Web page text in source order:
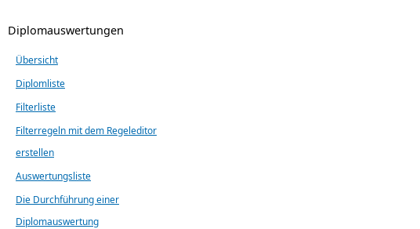
Diplomauswertungen
Übersicht
Diplomliste
Filterliste
Filterregeln mit dem Regeleditor
erstellen
Auswertungsliste
Die Durchführung einer
Diplomauswertung